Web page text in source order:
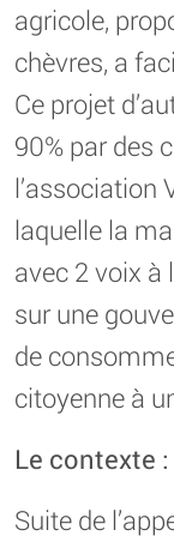
agricole,
chèvres, a
Ce projet
90% par des
l’association
laquelle la
avec 2 voix à
sur une
de
citoyenne à
Le contexte :
Suite de